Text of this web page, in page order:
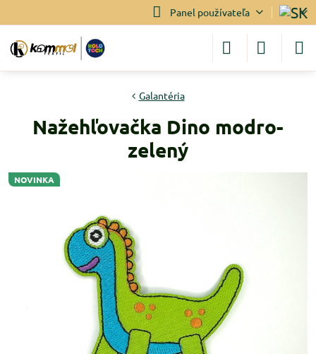
Panel používateľa
NOVINKA
Galantéria
Nažehľovačka Dino modro-
zelený